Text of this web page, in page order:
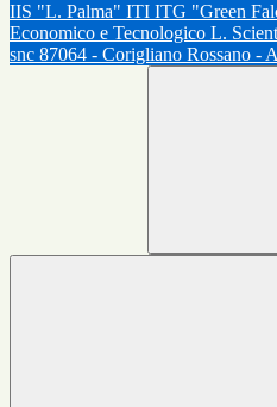
IIS "L. Palma" ITI ITG "Green
Economico e Tecnologico L.
snc 87064 - Corigliano Rossano -